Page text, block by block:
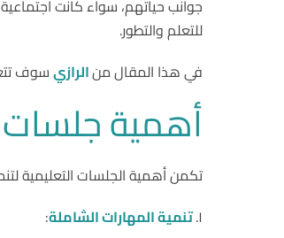
جوانب حياتهم، سواء كانت
للتعلم والتطور.
في هذا المقال منالرازيسوف
أهمية جلسات
تكمن أهمية الجلسات التعليمية
١. تنمية المهارات الشاملة: